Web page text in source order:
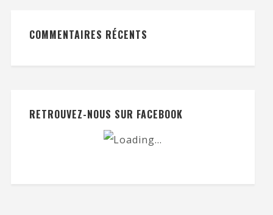
COMMENTAIRES RÉCENTS
RETROUVEZ-NOUS SUR FACEBOOK